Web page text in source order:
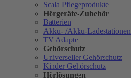
Scala Pflegeprodukte
Hörgeräte-Zubehör
Batterien
Akku- /Akku-Ladestationen
TV Adapter
Gehörschutz
Universeller Gehörschutz
Kinder Gehörschutz
Hörlösungen